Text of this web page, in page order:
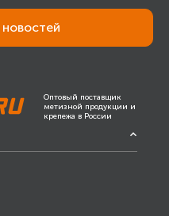
Оптовый поставщик
метизной продукции и
крепежа в России